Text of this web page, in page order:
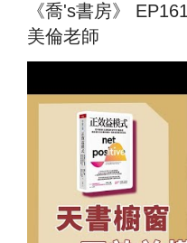
《喬's書房》
美倫老師